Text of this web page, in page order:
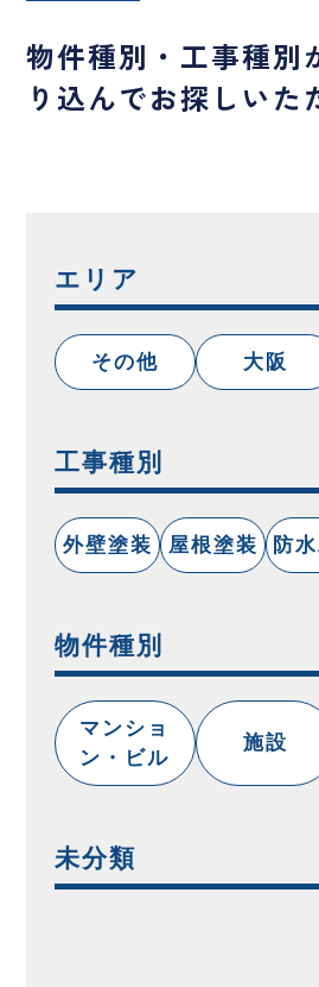
物件種別・工事種別
り込んでお探しいた
エリア
その他 大阪
工事種別
外壁塗装 屋根塗装 防
物件種別
マンショ
ン・ビル
施設
未分類